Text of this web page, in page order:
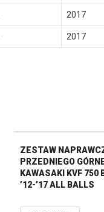
2017
2017
ZESTAW
PRZEDNIEGO
KAWASAKI KVF 750
’12-’17 ALL BALLS